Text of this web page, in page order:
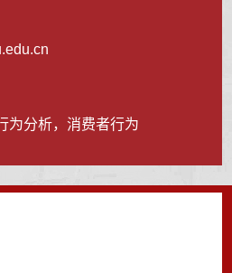
为分析，消费者行为